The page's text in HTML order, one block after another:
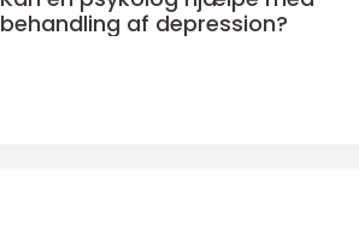
behandling af depression?